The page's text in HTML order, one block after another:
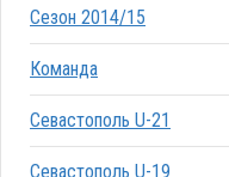
Сезон 2014/15
Команда
Севастополь U-21
Севастополь U-19